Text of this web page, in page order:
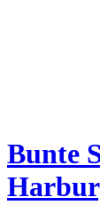
Bunte